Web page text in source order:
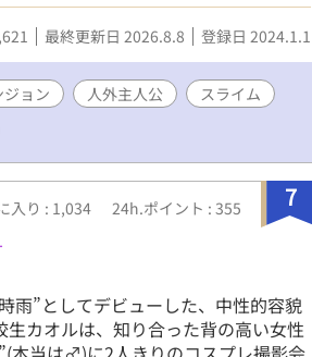
最終更新日 2026.8.8 登録日 2024.1.1
ジョン 人外主人公
スライム
7
入り : 1,034 24h.ポイント : 355
雨”としてデビューした、中性的容貌
生カオルは、知り合った背の高い女性